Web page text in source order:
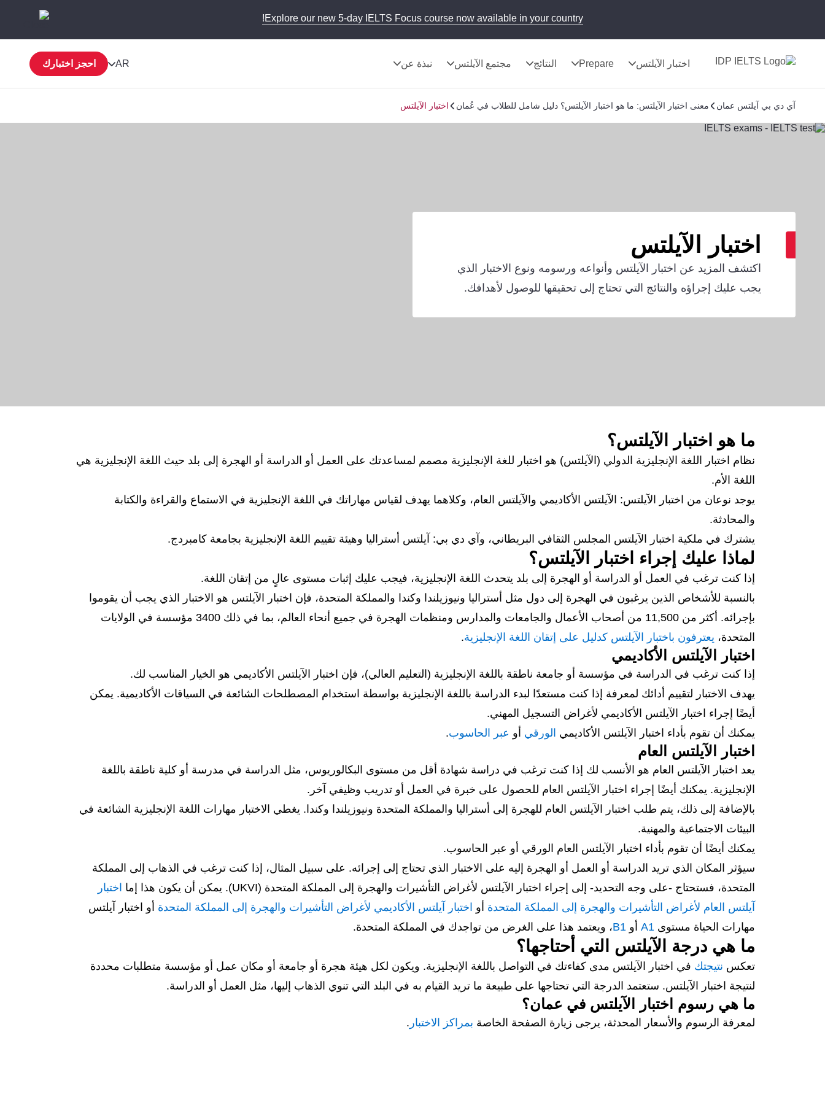
Explore our new 5-day IELTS Focus course now available in your country!
اختبار الآيلتس Prepare النتائج مجتمع الآيلتس نبذة عن AR احجز اختبارك
آي دي بي آيلتس عمان معنى اختبار الآيلتس: ما هو اختبار الآيلتس؟ دليل شامل للطلاب في عُمان اختبار الآيلتس
اختبار الآيلتس
اكتشف المزيد عن اختبار الآيلتس وأنواعه ورسومه ونوع الاختبار الذي
يجب عليك إجراؤه والنتائج التي تحتاج إلى تحقيقها للوصول لأهدافك.
ما هو اختبار الآيلتس؟
نظام اختبار اللغة الإنجليزية الدولي (الآيلتس) هو اختبار للغة الإنجليزية مصمم لمساعدتك على العمل أو الدراسة أو الهجرة إلى بلد حيث اللغة الإنجليزية هي
اللغة الأم.
يوجد نوعان من اختبار الآيلتس: الآيلتس الأكاديمي والآيلتس العام، وكلاهما يهدف لقياس مهاراتك في اللغة الإنجليزية في الاستماع والقراءة والكتابة
والمحادثة.
يشترك في ملكية اختبار الآيلتس المجلس الثقافي البريطاني، وآي دي بي: آيلتس أستراليا وهيئة تقييم اللغة الإنجليزية بجامعة كامبردج.
لماذا عليك إجراء اختبار الآيلتس؟
إذا كنت ترغب في العمل أو الدراسة أو الهجرة إلى بلد يتحدث اللغة الإنجليزية، فيجب عليك إثبات مستوى عالٍ من إتقان اللغة.
بالنسبة للأشخاص الذين يرغبون في الهجرة إلى دول مثل أستراليا ونيوزيلندا وكندا والمملكة المتحدة، فإن اختبار الآيلتس هو الاختبار الذي يجب أن يقوموا
بإجرائه. أكثر من 11,500 من أصحاب الأعمال والجامعات والمدارس ومنظمات الهجرة في جميع أنحاء العالم، بما في ذلك 3400 مؤسسة في الولايات
المتحدة، يعترفون باختبار الآيلتس كدليل على إتقان اللغة الإنجليزية.
اختبار الآيلتس الأكاديمي
إذا كنت ترغب في الدراسة في مؤسسة أو جامعة ناطقة باللغة الإنجليزية (التعليم العالي)، فإن اختبار الآيلتس الأكاديمي هو الخيار المناسب لك.
يهدف الاختبار لتقييم أدائك لمعرفة إذا كنت مستعدًا لبدء الدراسة باللغة الإنجليزية بواسطة استخدام المصطلحات الشائعة في السياقات الأكاديمية. يمكن
أيضًا إجراء اختبار الآيلتس الأكاديمي لأغراض التسجيل المهني.
يمكنك أن تقوم بأداء اختبار الآيلتس الأكاديمي الورقي أو عبر الحاسوب.
اختبار الآيلتس العام
يعد اختبار الآيلتس العام هو الأنسب لك إذا كنت ترغب في دراسة شهادة أقل من مستوى البكالوريوس، مثل الدراسة في مدرسة أو كلية ناطقة باللغة
الإنجليزية. يمكنك أيضًا إجراء اختبار الآيلتس العام للحصول على خبرة في العمل أو تدريب وظيفي آخر.
بالإضافة إلى ذلك، يتم طلب اختبار الآيلتس العام للهجرة إلى أستراليا والمملكة المتحدة ونيوزيلندا وكندا. يغطي الاختبار مهارات اللغة الإنجليزية الشائعة في
البيئات الاجتماعية والمهنية.
يمكنك أيضًا أن تقوم بأداء اختبار الآيلتس العام الورقي أو عبر الحاسوب.
سيؤثر المكان الذي تريد الدراسة أو العمل أو الهجرة إليه على الاختبار الذي تحتاج إلى إجرائه. على سبيل المثال، إذا كنت ترغب في الذهاب إلى المملكة
المتحدة، فستحتاج -على وجه التحديد- إلى إجراء اختبار الآيلتس لأغراض التأشيرات والهجرة إلى المملكة المتحدة (UKVI). يمكن أن يكون هذا إما
اختبار
آيلتس العام لأغراض التأشيرات والهجرة إلى المملكة المتحدة أو اختبار آيلتس الأكاديمي لأغراض التأشيرات والهجرة إلى المملكة المتحدة أو اختبار آيلتس
مهارات الحياة مستوى A1 أو B1، ويعتمد هذا على الغرض من تواجدك في المملكة المتحدة.
ما هي درجة الآيلتس التي أحتاجها؟
تعكس نتيجتك في اختبار الآيلتس مدى كفاءتك في التواصل باللغة الإنجليزية. ويكون لكل هيئة هجرة أو جامعة أو مكان عمل أو مؤسسة متطلبات محددة
لنتيجة اختبار الآيلتس. ستعتمد الدرجة التي تحتاجها على طبيعة ما تريد القيام به في البلد التي تنوي الذهاب إليها، مثل العمل أو الدراسة.
ما هي رسوم اختبار الآيلتس في عمان؟
لمعرفة الرسوم والأسعار المحدثة، يرجى زيارة الصفحة الخاصة بمراكز الاختبار .